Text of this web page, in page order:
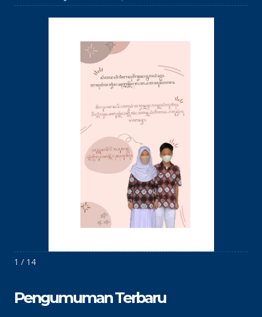
1 / 14
Pengumuman Terbaru